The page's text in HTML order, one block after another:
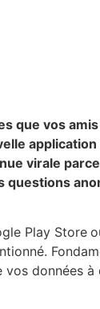
que vos
application
virale
questions
Play Store
données